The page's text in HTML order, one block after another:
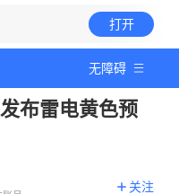
打开
无障碍
布雷电黄色预
关注